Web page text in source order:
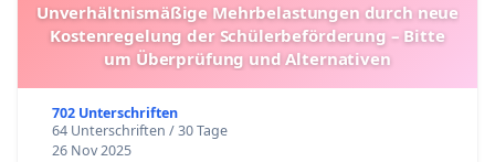
Unverhältnismäßige Mehrbelastungen durch neue
Kostenregelung der Schülerbeförderung – Bitte
um Überprüfung und Alternativen
702 Unterschriften
64 Unterschriften / 30 Tage
26 Nov 2025